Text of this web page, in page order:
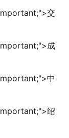
mportant;">交
mportant;">成
mportant;">中
mportant;">绍